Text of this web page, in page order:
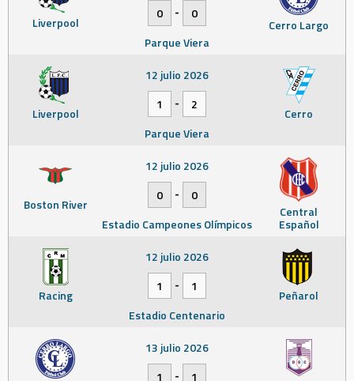
Liverpool Cerro Largo
0
-
0
Parque Viera
Liverpool Cerro
12 julio 2026
1
-
2
Parque Viera
Boston River Central
Español
12 julio 2026
0
-
0
Estadio Campeones Olímpicos
Racing Peñarol
12 julio 2026
1
-
1
Estadio Centenario
13 julio 2026
1
- 1